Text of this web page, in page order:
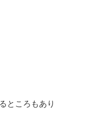
ところもあり